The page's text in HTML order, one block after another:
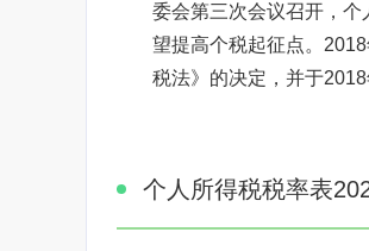
委会第三次会议召开，
望提高个税起征点。
税法》的决定，并于
个人所得税税率表